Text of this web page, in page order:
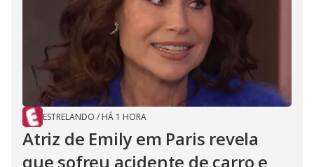
ESTRELANDO / HÁ 1 HORA
Atriz de Emily em Paris revela
que sofreu acidente de carro e